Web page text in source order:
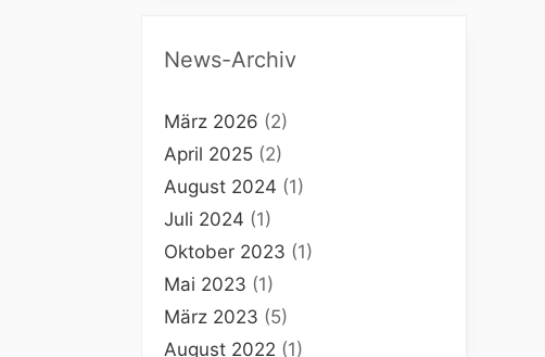
News-Archiv
März 2026 (2)
April 2025 (2)
August 2024 (1)
Juli 2024 (1)
Oktober 2023 (1)
Mai 2023 (1)
März 2023 (5)
August 2022 (1)